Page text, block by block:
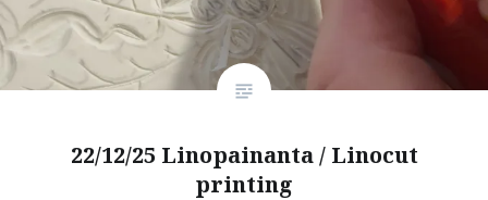
22/12/25 Linopainanta / Linocut
printing